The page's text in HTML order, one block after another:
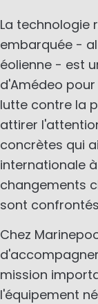
La technologie
embarquée -
éolienne - est
d'Amédeo
lutte contre la
attirer
concrètes qui
internationale
changements
sont
Chez
mission
l'équipement